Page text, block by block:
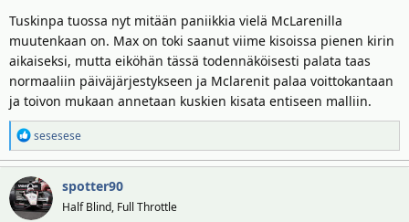
Tuskinpa tuossa nyt mitään paniikkia vielä McLarenilla
muutenkaan on. Max on toki saanut viime kisoissa pienen kirin
aikaiseksi, mutta eiköhän tässä todennäköisesti palata taas
normaaliin päiväjärjestykseen ja Mclarenit palaa voittokantaan
ja toivon mukaan annetaan kuskien kisata entiseen malliin.
R
e
a
k
t
sesesese
spotter90
Half Blind, Full Throttle